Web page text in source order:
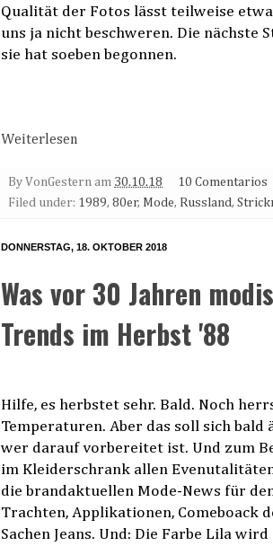
Qualität der Fotos lässt teilweise
uns ja nicht beschweren. Die nächste
sie hat soeben begonnen.
Weiterlesen
By VonGestern am 30.10.18
10 Comentarios
Filed under: 1989, 80er, Mode, Russland,
DONNERSTAG, 18. OKTOBER 2018
Was vor 30 Jahren
Trends im Herbst '88
Hilfe, es herbstet sehr. Bald. Noch
Temperaturen. Aber das soll sich bald
wer darauf vorbereitet ist. Und zum
im Kleiderschrank allen
die brandaktuellen Mode-News für
Trachten, Applikationen, Comeboack
Sachen Jeans. Und: Die Farbe Lila